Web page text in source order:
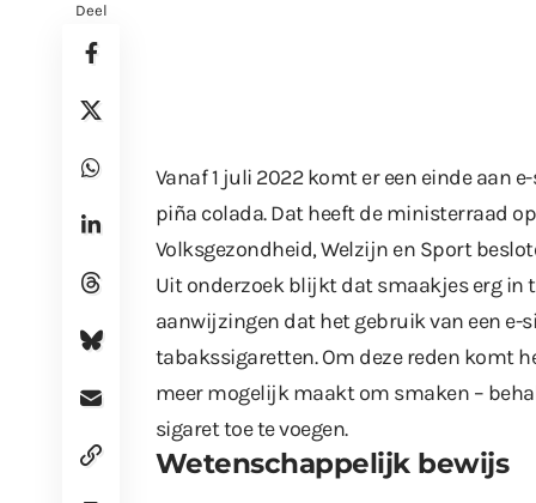
Deel
Vanaf 1 juli 2022 komt er een einde aan
piña colada. Dat heeft de ministerraad
Volksgezondheid, Welzijn en Sport
Uit onderzoek blijkt dat smaakjes erg in
aanwijzingen dat het gebruik van een e-
tabakssigaretten. Om deze reden komt
meer mogelijk maakt om smaken –
sigaret toe te voegen.
Wetenschappelijk bewijs